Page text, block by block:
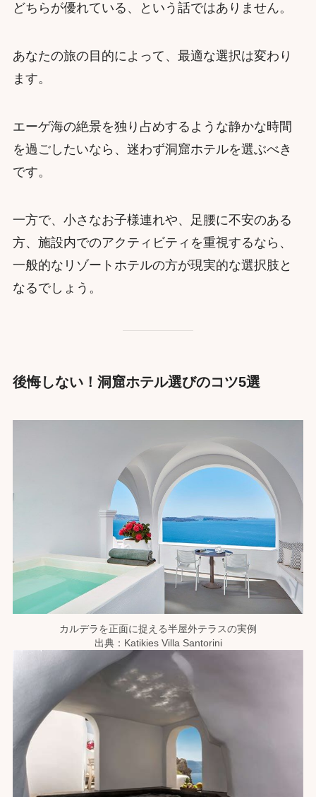
どちらが優れている、という話ではありません。
あなたの旅の目的によって、最適な選択は変わり
ます。
エーゲ海の絶景を独り占めするような静かな時間
を過ごしたいなら、迷わず洞窟ホテルを選ぶべき
です。
一方で、小さなお子様連れや、足腰に不安のある
方、施設内でのアクティビティを重視するなら、
一般的なリゾートホテルの方が現実的な選択肢と
なるでしょう。
後悔しない！洞窟ホテル選びのコツ5選
カルデラを正面に捉える半屋外テラスの実例
出典：Katikies Villa Santorini